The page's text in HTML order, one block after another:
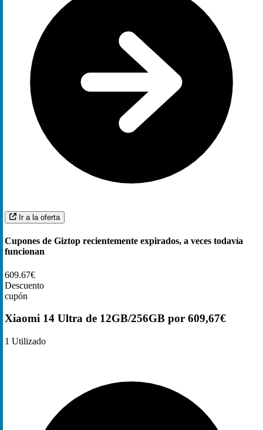
Ir a la oferta
Cupones de Giztop recientemente expirados, a veces todavía
funcionan
609.67€
Descuento
cupón
Xiaomi 14 Ultra de 12GB/256GB por 609,67€
1 Utilizado